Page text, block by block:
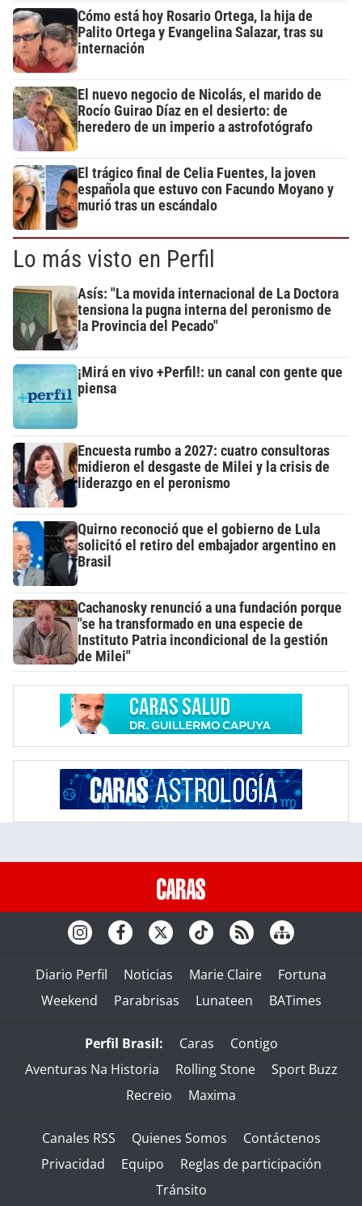
Cómo está hoy Rosario Ortega, la hija de
Palito Ortega y Evangelina Salazar, tras su
internación
El nuevo negocio de Nicolás, el marido de
Rocío Guirao Díaz en el desierto: de
heredero de un imperio a astrofotógrafo
El trágico final de Celia Fuentes, la joven
española que estuvo con Facundo Moyano y
murió tras un escándalo
Lo más visto en Perfil
Asís: "La movida internacional de La Doctora
tensiona la pugna interna del peronismo de
la Provincia del Pecado"
¡Mirá en vivo +Perfil!: un canal con gente que
piensa
Encuesta rumbo a 2027: cuatro consultoras
midieron el desgaste de Milei y la crisis de
liderazgo en el peronismo
Quirno reconoció que el gobierno de Lula
solicitó el retiro del embajador argentino en
Brasil
Cachanosky renunció a una fundación porque
"se ha transformado en una especie de
Instituto Patria incondicional de la gestión
de Milei"
Diario Perfil Noticias Marie Claire
Fortuna
Weekend
Parabrisas Lunateen BATimes
Perfil Brasil: Caras
Contigo
Aventuras Na Historia
Rolling Stone
Sport Buzz
Recreio
Maxima
Canales RSS Quienes Somos
Contáctenos
Privacidad
Equipo
Reglas de participación
Tránsito